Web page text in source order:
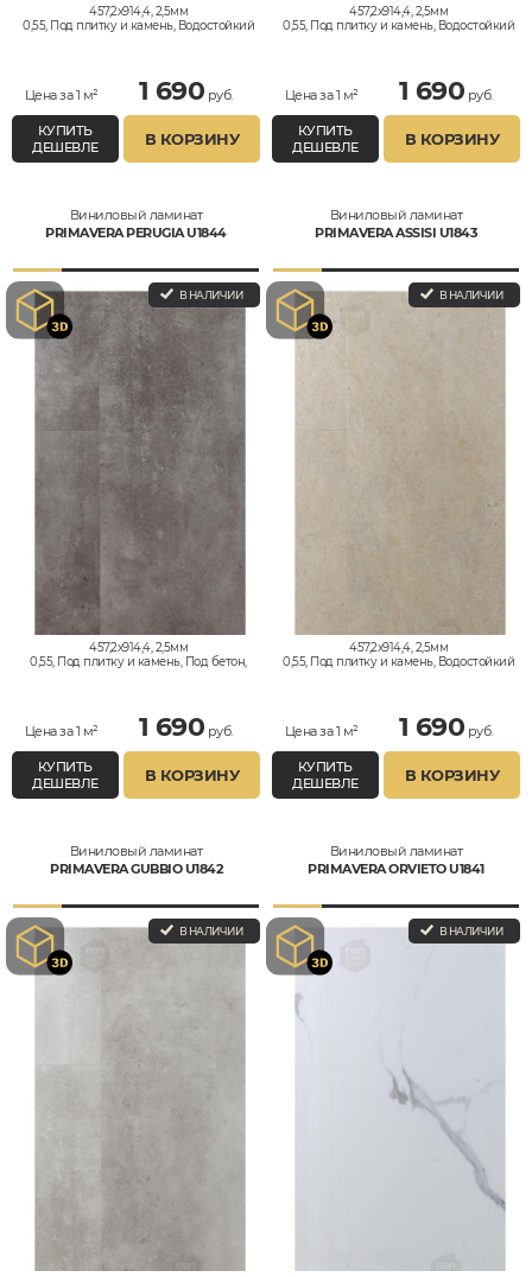
457,2x914,4, 2,5мм
0,55, Под плитку и камень, Водостойкий
Цена за 1 м² 1 690 руб.
КУПИТЬ
ДЕШЕВЛЕ
В КОРЗИНУ
457,2x914,4, 2,5мм
0,55, Под плитку и камень, Водостойкий
Цена за 1 м² 1 690 руб.
КУПИТЬ
ДЕШЕВЛЕ
В КОРЗИНУ
Виниловый ламинат
PRIMAVERA PERUGIA U1844
В НАЛИЧИИ
457,2x914,4, 2,5мм
0,55, Под плитку и камень, Под бетон,
Цена за 1 м² 1 690 руб.
КУПИТЬ
ДЕШЕВЛЕ
В КОРЗИНУ
Виниловый ламинат
PRIMAVERA ASSISI U1843
В НАЛИЧИИ
457,2x914,4, 2,5мм
0,55, Под плитку и камень, Водостойкий
Цена за 1 м² 1 690 руб.
КУПИТЬ
ДЕШЕВЛЕ
В КОРЗИНУ
Виниловый ламинат
PRIMAVERA GUBBIO U1842
В НАЛИЧИИ
Виниловый ламинат
PRIMAVERA ORVIETO U1841
В НАЛИЧИИ